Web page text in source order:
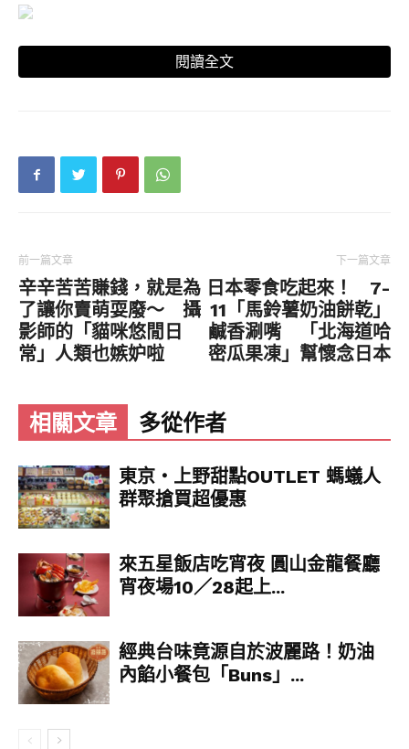
▼快看快看這杯熊熊聖代！你怎麼能不愛上！日本
尬上一匙甜甜紅豆，擺上草莓＋熊熊最中燒，這可
愛程度已經是最高級了！
▼此外，草莓季也推出一系列甜點，同樣有熊熊登
場的黑鬆餅，草莓＋熊熊＋蜂蜜甜甜滋味超適合午
克力與草莓酸甜果香，在鮮奶油中完美結合，還有
Q嫩果凍增添口感，太完美。
閱讀全文
前一篇文章
辛辛苦苦賺錢，就是為
了讓你賣萌耍廢～ 攝
影師的「貓咪悠閒日
常」人類也嫉妒啦
下一篇文章
日本零食吃起來！ 7-
11「馬鈴薯奶油餅乾」
鹹香涮嘴 「北海道哈
密瓜果凍」幫懷念日本
相關文章 多從作者
東京‧上野甜點OUTLET 螞蟻人
群聚搶買超優惠
來五星飯店吃宵夜 圓山金龍餐廳
宵夜場10／28起上...
經典台味竟源自於波麗路！奶油
內餡小餐包「Buns」...